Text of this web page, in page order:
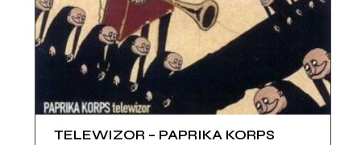
TELEWIZOR – PAPRIKA KORPS